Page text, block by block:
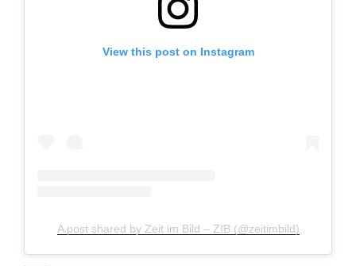
View this post on Instagram
A post shared by Zeit im Bild – ZIB (@zeitimbild)